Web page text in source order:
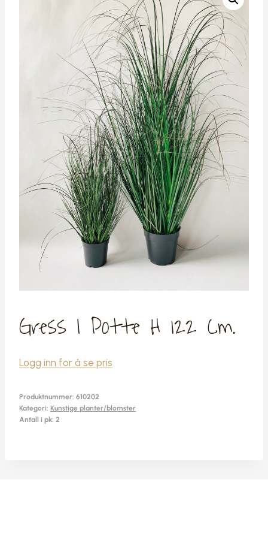
Gress I Potte H 122 Cm.
Logg inn for å se pris
Produktnummer: 610202
Kategori: Kunstige planter/blomster
Antall i pk: 2